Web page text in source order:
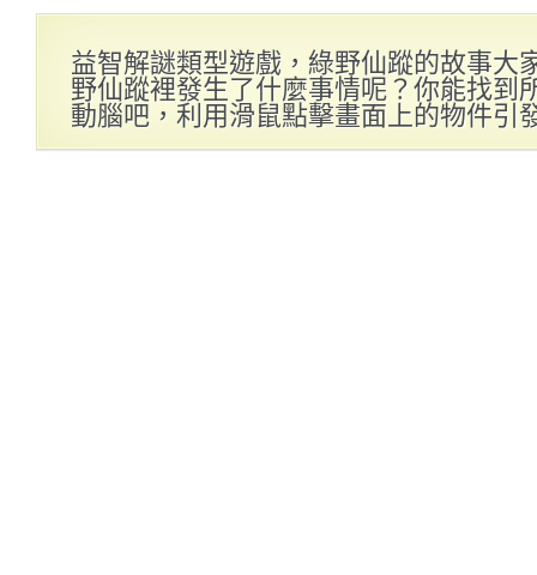
益智解謎類型遊戲，綠野仙蹤的故事大
野仙蹤裡發生了什麼事情呢？你能找到
動腦吧，利用滑鼠點擊畫面上的物件引